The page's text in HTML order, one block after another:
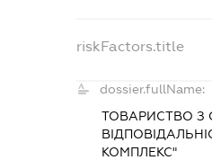
riskFactors.title
dossier.fullName:
ТОВАРИСТВО
КОМПЛЕКС"